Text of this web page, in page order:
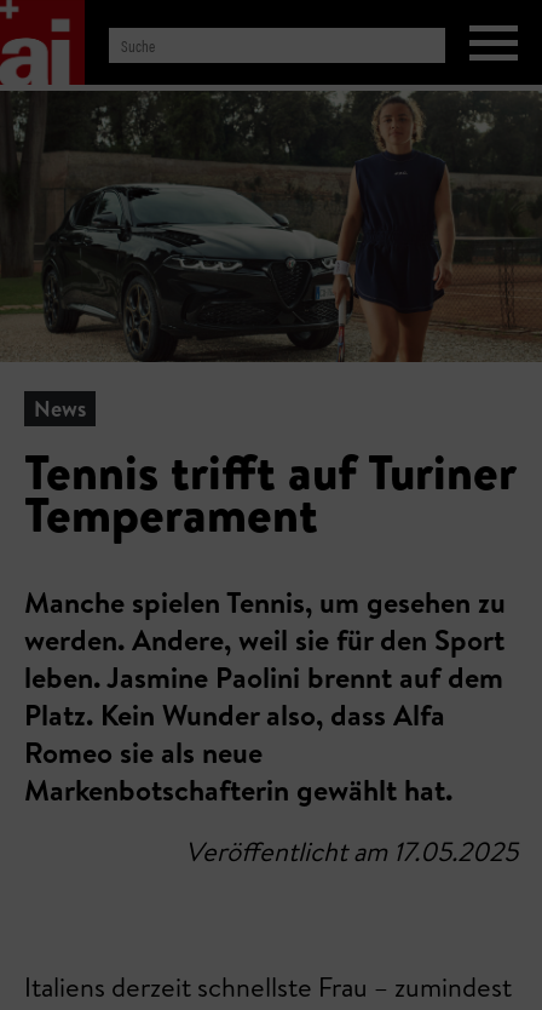
News
Tennis trifft auf Turiner
Temperament
Manche spielen Tennis, um gesehen zu
werden. Andere, weil sie für den Sport
leben. Jasmine Paolini brennt auf dem
Platz. Kein Wunder also, dass Alfa
Romeo sie als neue
Markenbotschafterin gewählt hat.
Veröffentlicht am 17.05.2025
Italiens derzeit schnellste Frau – zumindest